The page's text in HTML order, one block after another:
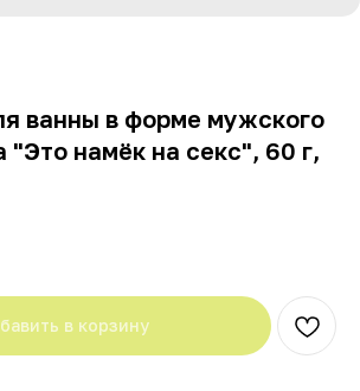
ванны в форме мужского
"Это намёк на секс", 60 г,
в корзину